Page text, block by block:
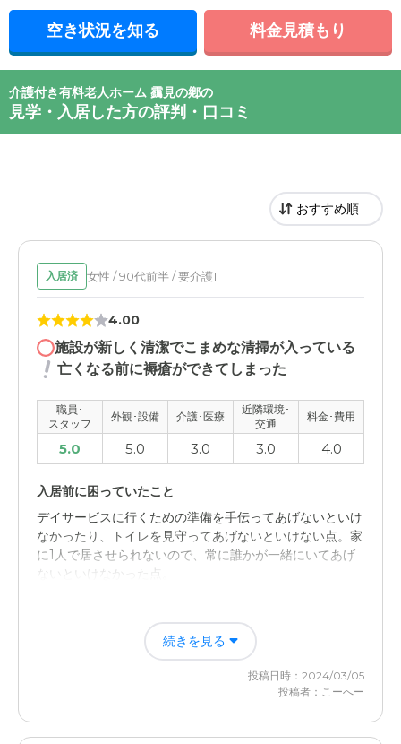
空き状況を知る 料金見積もり
介護付き有料老人ホーム 靎見の鄕の
見学・入居した方の評判・口コミ
入居済 女性 / 90代前半 / 要介護1
4.00
施設が新しく清潔でこまめな清掃が入っている
亡くなる前に褥瘡ができてしまった
職員･
スタッフ
外観･設備 介護･医療
近隣環境･
交通
料金･費用
5.0 5.0 3.0 3.0 4.0
入居前に困っていたこと
デイサービスに行くための準備を手伝ってあげないといけ
なかったり、トイレを見守ってあげないといけない点。家
に1人で居させられないので、常に誰かが一緒にいてあげ
ないといけなかった点。
入居できたことで、日常生活の全てをお任せすることがで
きたため。介護する必要がなくなり、介護者の日常生活に
介護付き有料老人ホーム 靎見の鄕の評価
続きを見る
投稿日時：2024/03/05
投稿者：こーへー